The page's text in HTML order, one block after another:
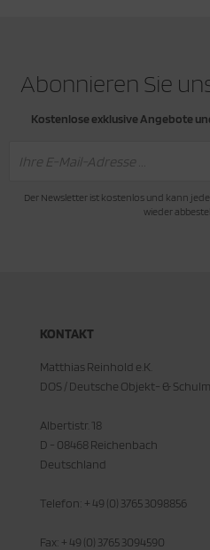
Abonnieren Sie
Kostenlose exklusive Angebote
Der Newsletter ist kostenlos und kann
wieder
KONTAKT
Matthias Reinhold e.K.
DOS / Deutsche Objekt- &
Albertistr. 18
D - 08468 Reichenbach
Deutschland
Telefon: + 49 (0) 3765 3098856
Fax: + 49 (0) 3765 3094590